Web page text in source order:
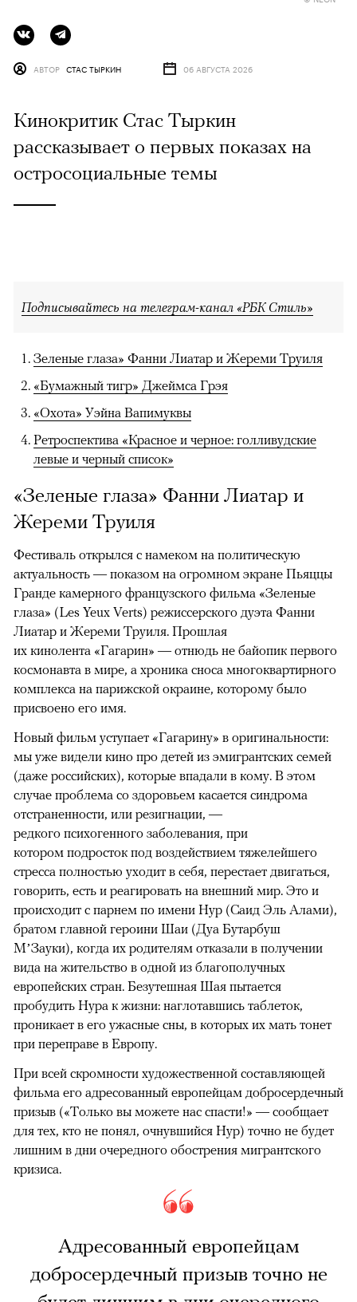
АВТОР СТАС ТЫРКИН 06 АВГУСТА 2026
Кинокритик Стас Тыркин
рассказывает о первых показах на
остросоциальные темы
Подписывайтесь на телеграм-канал «РБК Стиль»
Зеленые глаза» Фанни Лиатар и Жереми Труиля
«Бумажный тигр» Джеймса Грэя
«Охота» Уэйна Вапимуквы
Ретроспектива «Красное и черное: голливудские
левые и черный список»
«Зеленые глаза» Фанни Лиатар и
Жереми Труиля
Фестиваль открылся с намеком на политическую
актуальность — показом на огромном экране Пьяццы
Гранде камерного французского фильма «Зеленые
глаза» (Les Yeux Verts) режиссерского дуэта Фанни
Лиатар и Жереми Труиля. Прошлая
их кинолента «Гагарин» — отнюдь не байопик первого
космонавта в мире, а хроника сноса многоквартирного
комплекса на парижской окраине, которому было
присвоено его имя.
Новый фильм уступает «Гагарину» в оригинальности:
мы уже видели кино про детей из эмигрантских семей
(даже российских), которые впадали в кому. В этом
случае проблема со здоровьем касается синдрома
отстраненности, или резигнации, —
редкого психогенного заболевания, при
котором подросток под воздействием тяжелейшего
стресса полностью уходит в себя, перестает двигаться,
говорить, есть и реагировать на внешний мир. Это и
происходит с парнем по имени Нур (Саид Эль Алами),
братом главной героини Шаи (Дуа Бутарбуш
М’Зауки), когда их родителям отказали в получении
вида на жительство в одной из благополучных
европейских стран. Безутешная Шая пытается
пробудить Нура к жизни: наглотавшись таблеток,
проникает в его ужасные сны, в которых их мать тонет
при переправе в Европу.
При всей скромности художественной составляющей
фильма его адресованный европейцам добросердечный
призыв («Только вы можете нас спасти!» — сообщает
для тех, кто не понял, очнувшийся Нур) точно не будет
лишним в дни очередного обострения мигрантского
кризиса.
Адресованный европейцам
добросердечный призыв точно не